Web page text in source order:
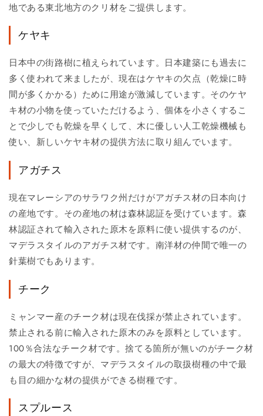
地である東北地方のクリ材をご提供します。
ケヤキ
日本中の街路樹に植えられています。日本建築にも過去に
多く使われて来ましたが、現在はケヤキの欠点（乾燥に時
間が多くかかる）ために用途が激減しています。そのケヤ
キ材の小物を使っていただけるよう、個体を小さくするこ
とで少しでも乾燥を早くして、木に優しい人工乾燥機械も
使い、新しいケヤキ材の提供方法に取り組んでいます。
アガチス
現在マレーシアのサラワク州だけがアガチス材の日本向け
の産地です。その産地の材は森林認証を受けています。森
林認証されて輸入された原木を原料に使い提供するのが、
マデラスタイルのアガチス材です。南洋材の仲間で唯一の
針葉樹でもあります。
チーク
ミャンマー産のチーク材は現在伐採が禁止されています。
禁止される前に輸入された原木のみを原料としています。
100％合法なチーク材です。捨てる箇所が無いのがチーク材
の最大の特徴ですが、マデラスタイルの取扱樹種の中で最
も目の細かな材の提供ができる樹種です。
スプルース